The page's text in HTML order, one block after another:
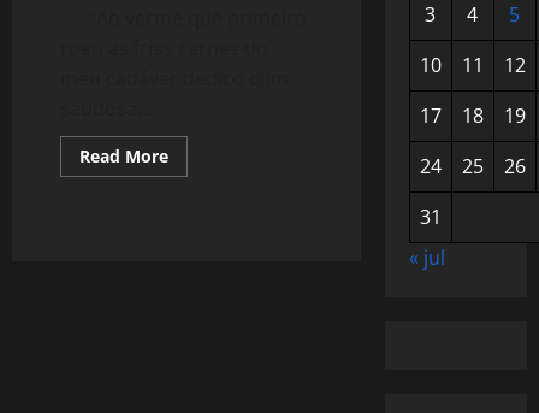
Read MoreRead
more
3 4
5
10
11
12
17
18
19
24
25
26
31
« jul